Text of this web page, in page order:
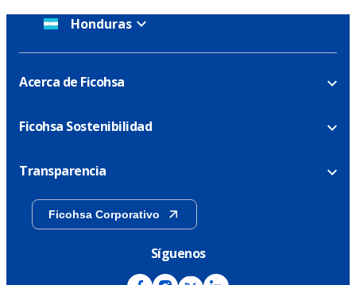
Honduras
Acerca de Ficohsa
Ficohsa Sostenibilidad
Transparencia
Ficohsa Corporativo
Síguenos